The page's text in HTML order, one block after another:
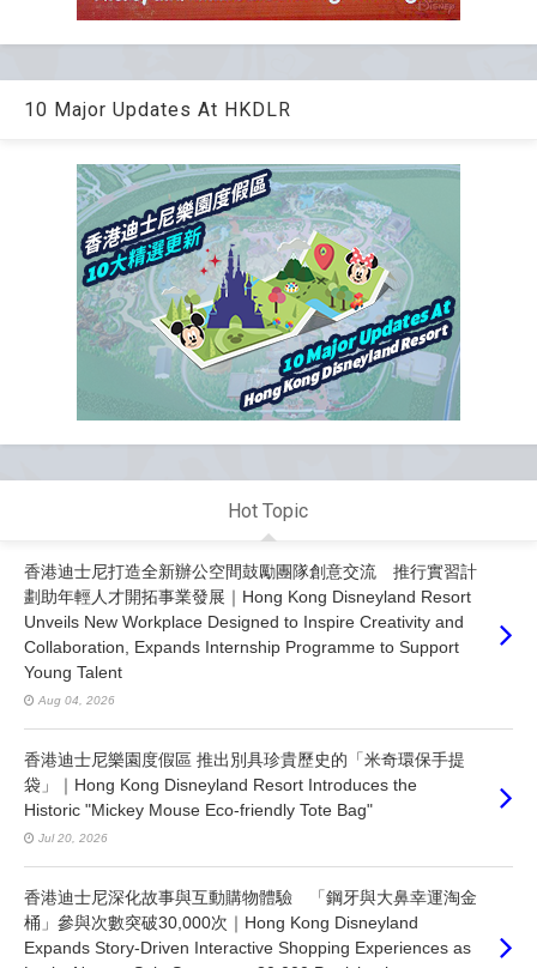
10 Major Updates At HKDLR
Hot Topic
香港迪士尼打造全新辦公空間鼓勵團隊創意交流 推行實習計
劃助年輕人才開拓事業發展｜Hong Kong Disneyland Resort
Unveils New Workplace Designed to Inspire Creativity and
Collaboration, Expands Internship Programme to Support
Young Talent
Aug 04, 2026
香港迪士尼樂園度假區 推出別具珍貴歷史的「米奇環保手提
袋」｜Hong Kong Disneyland Resort Introduces the
Historic "Mickey Mouse Eco-friendly Tote Bag"
Jul 20, 2026
香港迪士尼深化故事與互動購物體驗 「鋼牙與大鼻幸運淘金
桶」參與次數突破30,000次｜Hong Kong Disneyland
Expands Story-Driven Interactive Shopping Experiences as